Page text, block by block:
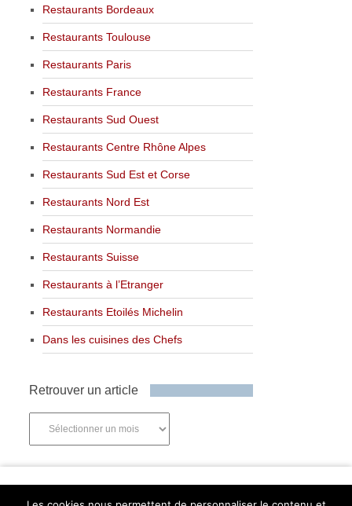
Restaurants Bordeaux
Restaurants Toulouse
Restaurants Paris
Restaurants France
Restaurants Sud Ouest
Restaurants Centre Rhône Alpes
Restaurants Sud Est et Corse
Restaurants Nord Est
Restaurants Normandie
Restaurants Suisse
Restaurants à l’Etranger
Restaurants Etoilés Michelin
Dans les cuisines des Chefs
Retrouver un article